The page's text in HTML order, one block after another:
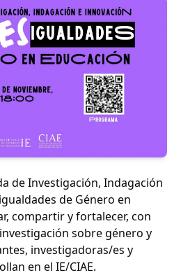
de Investigación, Indagación
de Género en
compartir y fortalecer, con
sobre género y
investigadoras/es y
en el IE/CIAE.